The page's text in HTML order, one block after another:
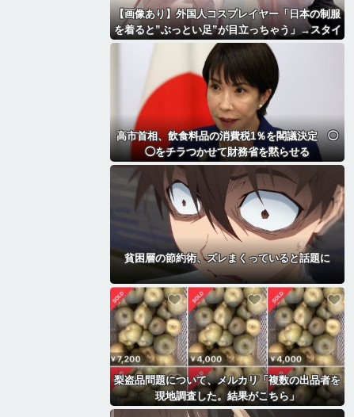
【画像あり】外国人コスプレイヤー「日本の制服
を着ると”ぶっとい足”が目立っちゃう」→スタイ
ルが最高すぎて2.1万いいね「太もも好きにはた
まらん」「いいべ」
高市首相、飲食料品の消費税1％を閣議決定 ◯
◯をチラつかせて財務省を黙らせる
貧困層の節約術、ズレまくっていると話題に
梨盗品問題について、メルカリ「複数の出品者を
現地調査した。結果がこちら」